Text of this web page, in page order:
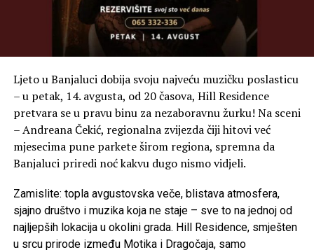
Ljeto u Banjaluci dobija svoju najveću muzičku poslasticu
– u petak, 14. avgusta, od 20 časova, Hill Residence
pretvara se u pravu binu za nezaboravnu žurku! Na sceni
– Andreana Čekić, regionalna zvijezda čiji hitovi već
mjesecima pune parkete širom regiona, spremna da
Banjaluci priredi noć kakvu dugo nismo vidjeli.
Zamislite: topla avgustovska veče, blistava atmosfera,
sjajno društvo i muzika koja ne staje – sve to na jednoj od
najljepših lokacija u okolini grada. Hill Residence, smješten
u srcu prirode između Motika i Dragočaja, samo